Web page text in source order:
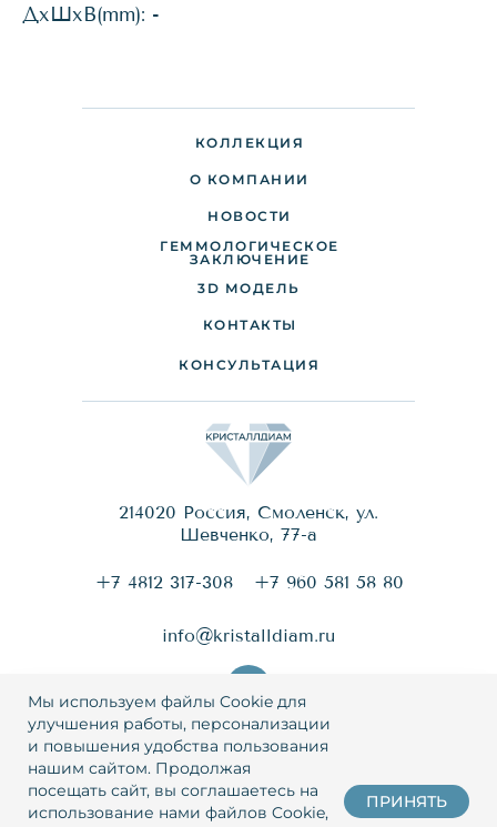
ДхШхВ(mm): -
info@kristalldiam.ru
214020 Россия, Смоленск, ул.
Шевченко, 77-a
+7 4812 317-308 +7 960 581 58 80
КОНТАКТЫ
КОЛЛЕКЦИЯ
НОВОСТИ
О КОМПАНИИ
ДОСТАВКА И ОПЛАТА
ПАРТНЕРАМ
3D МОДЕЛЬ
КОНСУЛЬТАЦИЯ
ГЕММОЛОГИЧЕСКОЕ
ЗАКЛЮЧЕНИЕ
Политика конфиденциальности
© 2026 Кристаллдиам
Мы используем файлы Cookie для
улучшения работы, персонализации
и повышения удобства пользования
нашим сайтом. Продолжая
посещать сайт, вы соглашаетесь на
использование нами файлов Cookie,
ПРИНЯТЬ